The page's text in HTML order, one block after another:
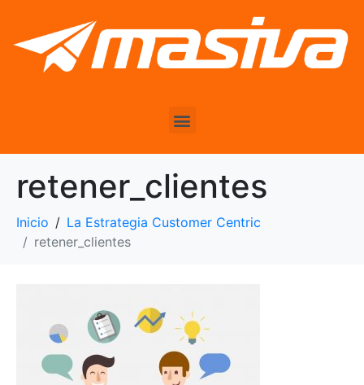
retener_clientes
Inicio
La Estrategia Customer Centric
retener_clientes